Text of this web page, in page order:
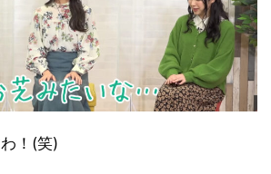
！(笑)